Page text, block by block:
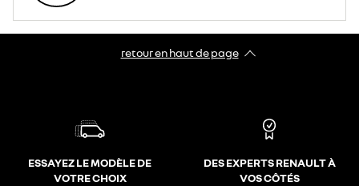
retour en haut de page​
ESSAYEZ LE MODÈLE DE
VOTRE CHOIX
DES EXPERTS RENAULT À
VOS CÔTÉS